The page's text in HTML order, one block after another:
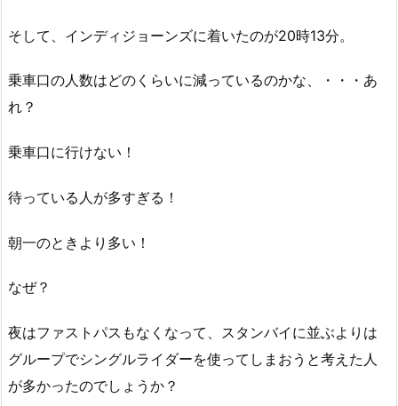
そして、インディジョーンズに着いたのが20時13分。
乗車口の人数はどのくらいに減っているのかな、・・・あ
れ？
乗車口に行けない！
待っている人が多すぎる！
朝一のときより多い！
なぜ？
夜はファストパスもなくなって、スタンバイに並ぶよりは
グループでシングルライダーを使ってしまおうと考えた人
が多かったのでしょうか？